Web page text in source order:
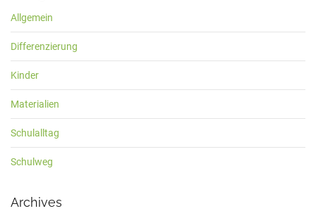
Allgemein
Differenzierung
Kinder
Materialien
Schulalltag
Schulweg
Archives